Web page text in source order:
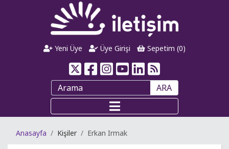
Yeni Üye Üye Girişi Sepetim (0)
ARA
Anasayfa Kişiler Erkan Irmak